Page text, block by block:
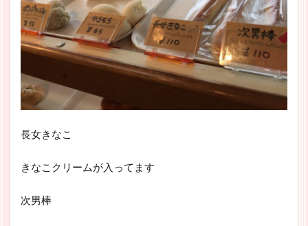
長女きなこ
きなこクリームが入ってます
次男棒